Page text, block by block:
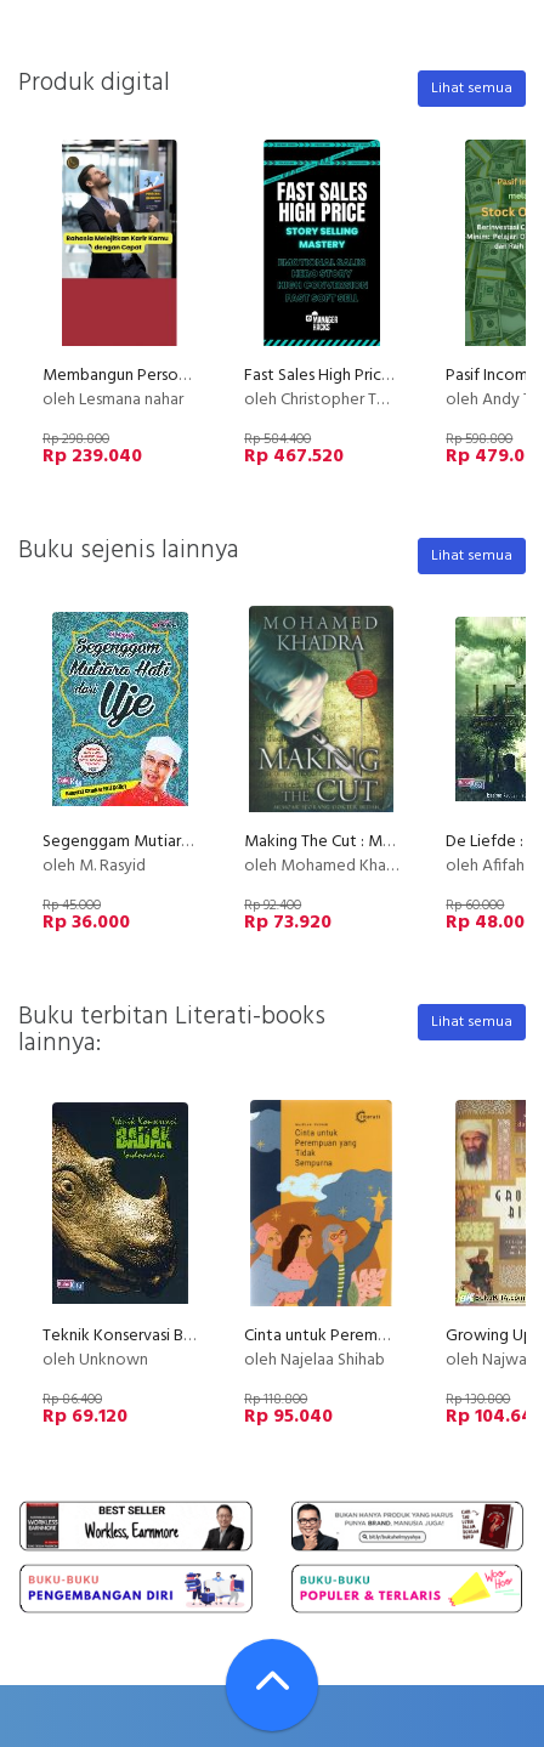
Produk digital Lihat semua
Membangun Personal Branding yang Kuat
oleh Lesmana nahar
Rp 298.800
Rp 239.040
Fast Sales High Price with Story Selling
oleh Christopher Tobing
Rp 584.400
Rp 467.520
oleh Andy
Rp 598.800
Rp
Buku sejenis lainnya Lihat semua
Segenggam Mutiara Hati dari Uje (Disertai gambar full collor)
oleh M. Rasyid
Rp 45.000
Rp 36.000
Making The Cut : Memoar seorang Dokter Bedah
oleh Mohamed Khadra
Rp 92.400
Rp 73.920
oleh Afifah
Rp 60.000
Rp 48.000
Buku terbitan Literati-books
lainnya:
Lihat semua
Teknik Konservasi Badak Indonesia
oleh Unknown
Rp 86.400
Rp 69.120
Cinta untuk Perempuan yang Tidak Sempurna (Reguler)
oleh Najelaa Shihab
Rp 118.800
Rp 95.040
oleh Najwa bin Laden, Omar bin
Rp 130.800
Rp 104.640